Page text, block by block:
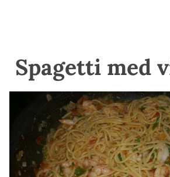
Spagetti med